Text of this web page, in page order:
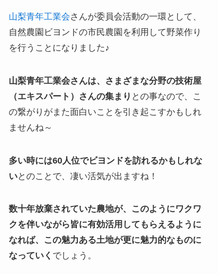
山梨青年工業会さんが委員会活動の一環として、
自然農園ビヨンドの市民農園を利用して野菜作り
を行うことになりました♪
山梨青年工業会さんは、さまざまな分野の技術屋
（エキスパート）さんの集まり との事なので、こ
の繋がりがまた面白いことを引き起こすかもしれ
ませんね～
多い時には60人位でビヨンドを訪れるかもしれな
いとのことで、凄い活気が出ますね！
数十年放棄されていた農地が、このようにワクワ
クを伴いながら皆に有効活用してもらえるように
なれば、この魅力ある土地が更に魅力的なものに
なっていく でしょう。